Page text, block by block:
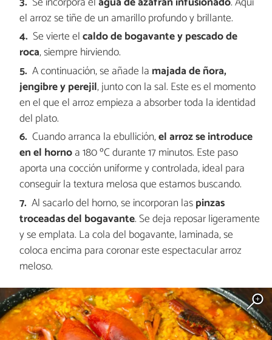
el arroz se tiñe de un amarillo profundo y brillante.
Se vierte elcaldo de bogavante y pescado de
roca, siempre hirviendo.
A continuación, se añade la majada de ñora,
jengibre y perejil, junto con la sal. Este es el momento
en el que el arroz empieza a absorber toda la identidad
del plato.
Cuando arranca la ebullición,el arroz se introduce
en el hornoa 180 ºC durante 17 minutos. Este paso
aporta una cocción uniforme y controlada, ideal para
conseguir la textura melosa que estamos buscando.
Al sacarlo del horno, se incorporan laspinzas
troceadas del bogavante. Se deja reposar ligeramente
y se emplata. La cola del bogavante, laminada, se
coloca encima para coronar este espectacular arroz
meloso.